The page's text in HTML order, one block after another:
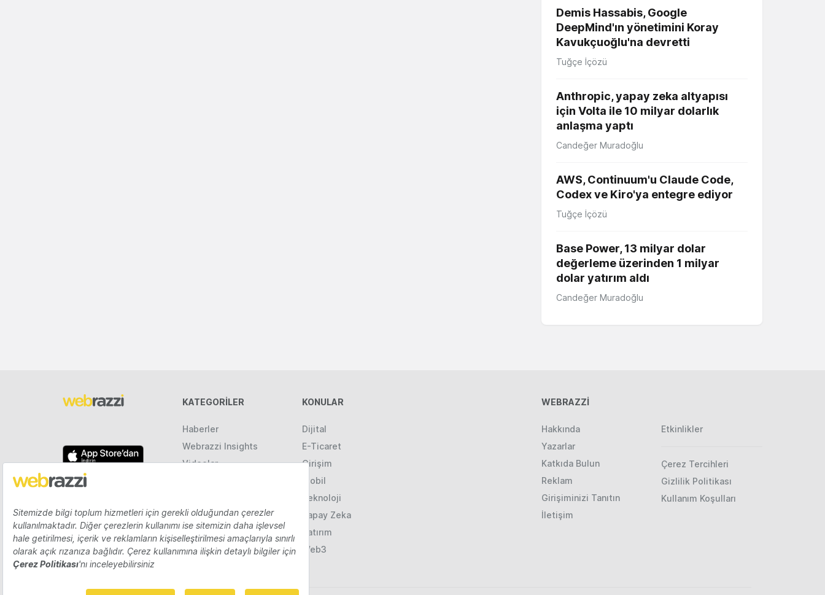
Demis Hassabis, Google
DeepMind'ın yönetimini Koray
Kavukçuoğlu'na devretti
Tuğçe İçözü
Anthropic, yapay zeka altyapısı
için Volta ile 10 milyar dolarlık
anlaşma yaptı
Candeğer Muradoğlu
AWS, Continuum'u Claude Code,
Codex ve Kiro'ya entegre ediyor
Tuğçe İçözü
Base Power, 13 milyar dolar
değerleme üzerinden 1 milyar
dolar yatırım aldı
Candeğer Muradoğlu
KATEGORILER
Haberler
Webrazzi Insights
Videolar
KONULAR
Dijital
E-Ticaret
Girişim
Mobil
Teknoloji
Yapay Zeka
Yatırım
Web3
WEBRAZZİ
Hakkında
Yazarlar
Katkıda Bulun
Reklam
Girişiminizi Tanıtın
İletişim
Etkinlikler
Çerez Tercihleri
Gizlilik Politikası
Kullanım Koşulları